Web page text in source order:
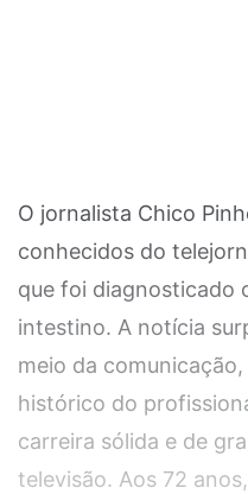
O jornalista Chico
conhecidos do
que foi diagnosticado
intestino. A notícia
meio da
histórico do
carreira sólida e de
televisão. Aos 72